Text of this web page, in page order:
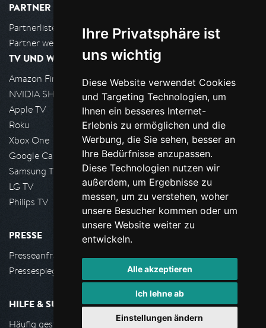
Ihre Privatsphäre ist
uns wichtig
Diese Website verwendet Cookies
und Targeting Technologien, um
Ihnen ein besseres Internet-
Erlebnis zu ermöglichen und die
Werbung, die Sie sehen, besser an
Ihre Bedürfnisse anzupassen.
Diese Technologien nutzen wir
außerdem, um Ergebnisse zu
messen, um zu verstehen, woher
unsere Besucher kommen oder um
unsere Website weiter zu
entwickeln.
Alle akzeptieren
Ich lehne ab
Einstellungen ändern
PARTNER
Partnerliste
Partner werden
TV UND WOHNZIMMER
Amazon FireTV
NVIDIA SHIELD, Google TV
Apple TV
Roku
Xbox One
Google Cast
Samsung TV
LG TV
Philips TV
PRESSE
Presseanfrage stellen
Pressespiegel
HILFE & SUPPORT
Häufig gestellte Fragen